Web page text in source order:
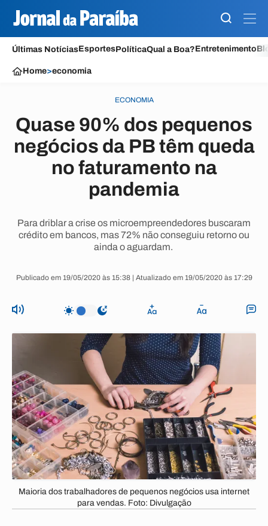
Últimas NotíciasEsportesPolíticaQual a Boa?Entretenimento
Home>economia
ECONOMIA
Quase 90% dos pequenos
negócios da PB têm queda
no faturamento na
pandemia
Para driblar a crise os microempreendedores buscaram
crédito em bancos, mas 72% não conseguiu retorno ou
ainda o aguardam.
Publicado em 19/05/2020 às 15:38 | Atualizado em 19/05/2020 às 17:29
Maioria dos trabalhadores de pequenos negócios usa internet
para vendas. Foto: Divulgação